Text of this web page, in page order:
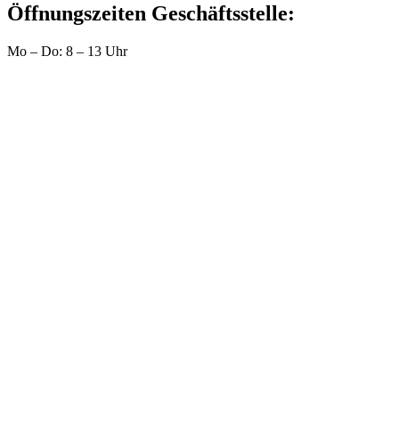
Öffnungszeiten Geschäftsstelle:
Mo – Do: 8 – 13 Uhr